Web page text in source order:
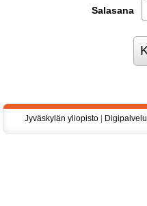
Salasana
Jyväskylän yliopisto|